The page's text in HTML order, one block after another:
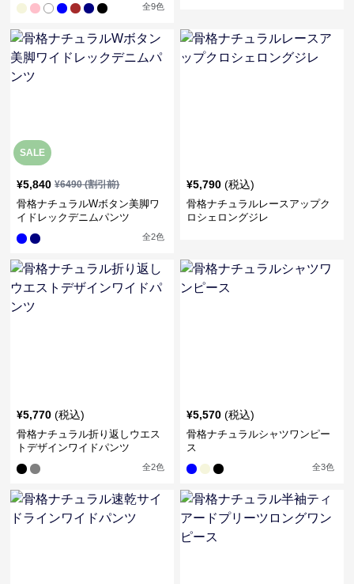
全9色
SALE
¥5,840 ¥6490(割引前)
骨格ナチュラルWボタン美脚ワ
イドレックデニムパンツ
全2色
¥5,790 (税込)
骨格ナチュラルレースアップク
ロシェロングジレ
¥5,770 (税込)
骨格ナチュラル折り返しウエス
トデザインワイドパンツ
全2色
¥5,570 (税込)
骨格ナチュラルシャツワンピー
ス
全3色